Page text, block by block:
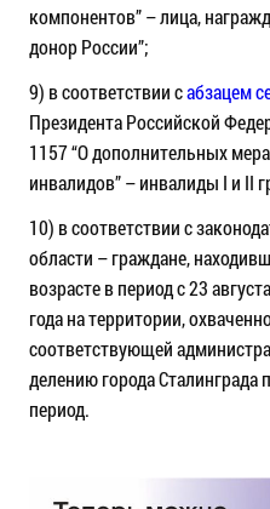
компонентов” – лица,
донор России”;
9) в соответствии сабзацем
Президента Российской
1157 “О дополнительных
инвалидов” – инвалиды I и II
10) в соответствии с
области – граждане,
возрасте в период с 23
года на территории,
соответствующей
делению города Сталинграда
период.